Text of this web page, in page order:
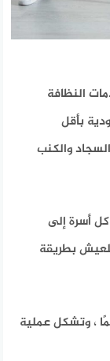
النظافة
بأقل
والكنب
أسرة إلى
بطريقة
، وتشكل عملية